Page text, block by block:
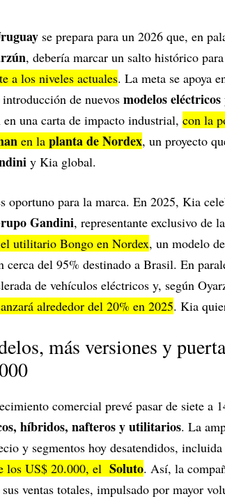
se prepara para un 2026 que, en
, debería marcar un salto histórico
a los niveles actuales. La meta se apoya
de nuevos modelos eléctricos
una carta de impacto industrial, con la
en la planta de Nordex, un proyecto
y Kia global.
oportuno para la marca. En 2025, Kia
Gandini, representante exclusivo de
utilitario Bongo en Nordex, un modelo
cerca del 95% destinado a Brasil. En
de vehículos eléctricos y, según
alrededor del 20% en 2025. Kia
más versiones y
comercial prevé pasar de siete a
híbridos, nafteros y utilitarios. La
y segmentos hoy desatendidos, incluida
los US$ 20.000, el Soluto. Así, la
ventas totales, impulsado por mayor